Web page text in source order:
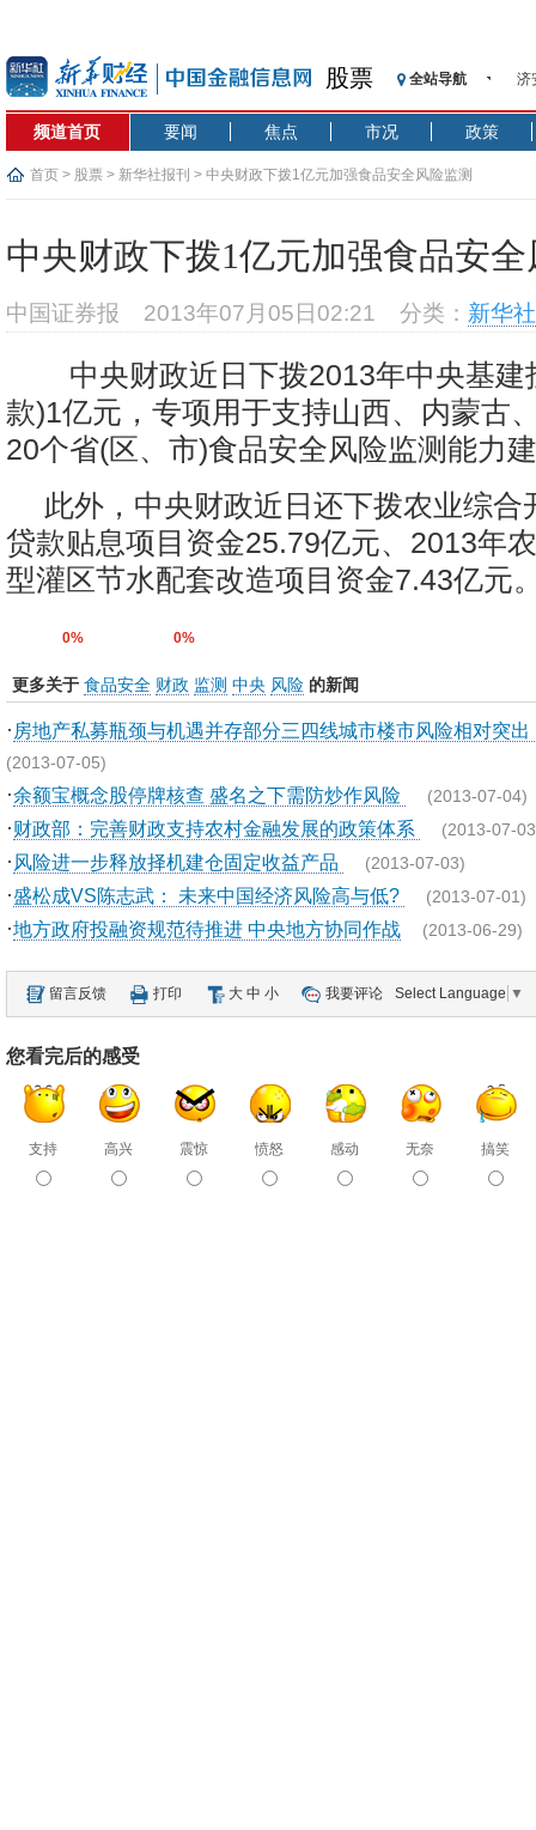
股票 全站导航
济
【
在
基
恒
济
频道首页 要闻 焦点 市况 政策
首页 > 股票 > 新华社报刊 > 中央财政下拨1亿元加强食品安全风险监测
中央财政下拨1亿元加强食品安
中国证券报 2013年07月05日02:21 分类： 新华
中央财政近日下拨2013年中央基建
款)1亿元，专项用于支持山西、内蒙古
20个省(区、市)食品安全风险监测能力
此外，中央财政近日还下拨农业综合
贷款贴息项目资金25.79亿元、2013年
型灌区节水配套改造项目资金7.43亿元
0% 0%
更多关于 食品安全 财政 监测 中央 风险 的新闻
· 房地产私募瓶颈与机遇并存部分三四线城市楼市风险相对突出
(2013-07-05)
·余额宝概念股停牌核查 盛名之下需防炒作风险 (2013-07-04)
·财政部：完善财政支持农村金融发展的政策体系 (2013-07-
· 风险进一步释放择机建仓固定收益产品 (2013-07-03)
·盛松成VS陈志武： 未来中国经济风险高与低? (2013-07-01)
·地方政府投融资规范待推进 中央地方协同作战 (2013-06-29)
留言反馈 打印 大 中 小 我要评论 Select Language ▼
您看完后的感受
支持 高兴 震惊 愤怒 感动 无奈 搞笑